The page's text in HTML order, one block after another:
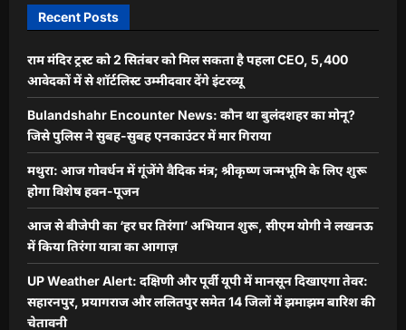
Recent Posts
राम मंदिर ट्रस्ट को 2 सितंबर को मिल सकता है पहला CEO, 5,400
आवेदकों में से शॉर्टलिस्ट उम्मीदवार देंगे इंटरव्यू
Bulandshahr Encounter News: कौन था बुलंदशहर का मोनू?
जिसे पुलिस ने सुबह-सुबह एनकाउंटर में मार गिराया
मथुरा: आज गोवर्धन में गूंजेंगे वैदिक मंत्र; श्रीकृष्ण जन्मभूमि के लिए शुरू
होगा विशेष हवन-पूजन
आज से बीजेपी का ‘हर घर तिरंगा’ अभियान शुरू, सीएम योगी ने लखनऊ
में किया तिरंगा यात्रा का आगाज़
UP Weather Alert: दक्षिणी और पूर्वी यूपी में मानसून दिखाएगा तेवर:
सहारनपुर, प्रयागराज और ललितपुर समेत 14 जिलों में झमाझम बारिश की
चेतावनी